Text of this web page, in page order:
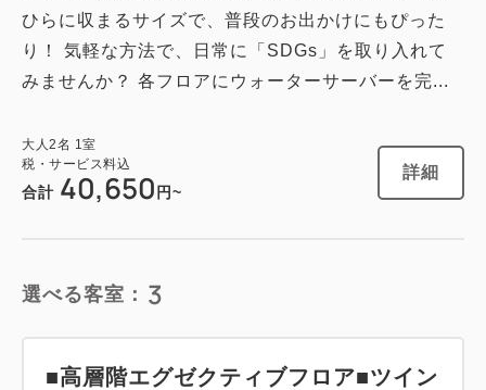
大人2 名
室
税・サービス料込
合計 33,650円
残り1 今すぐ予約
ひらに収まるサイズで、普段のお出かけにもぴった
り！ 気軽な方法で、日常に「SDGs」を取り入れて
みませんか？ 各フロアにウォーターサーバーを完...
大人2名 1室
税・サービス料込
合計 40,650 円~
詳細
選べる客室： 3
■高層階エグゼクティブフロア■ツイン